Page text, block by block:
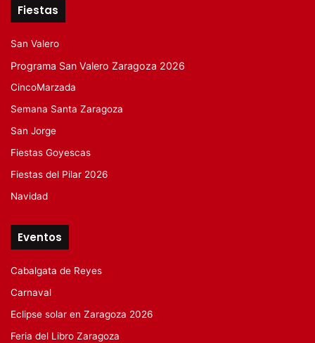
Fiestas
San Valero
Programa San Valero Zaragoza 2026
CincoMarzada
Semana Santa Zaragoza
San Jorge
Fiestas Goyescas
Fiestas del Pilar 2026
Navidad
Eventos
Cabalgata de Reyes
Carnaval
Eclipse solar en Zaragoza 2026
Feria del Libro Zaragoza